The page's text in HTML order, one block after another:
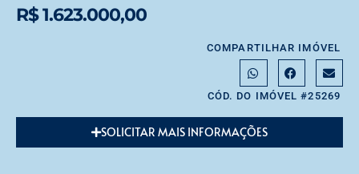
R$ 1.623.000,00
COMPARTILHAR IMÓVEL
CÓD. DO IMÓVEL #25269
SOLICITAR MAIS INFORMAÇÕES